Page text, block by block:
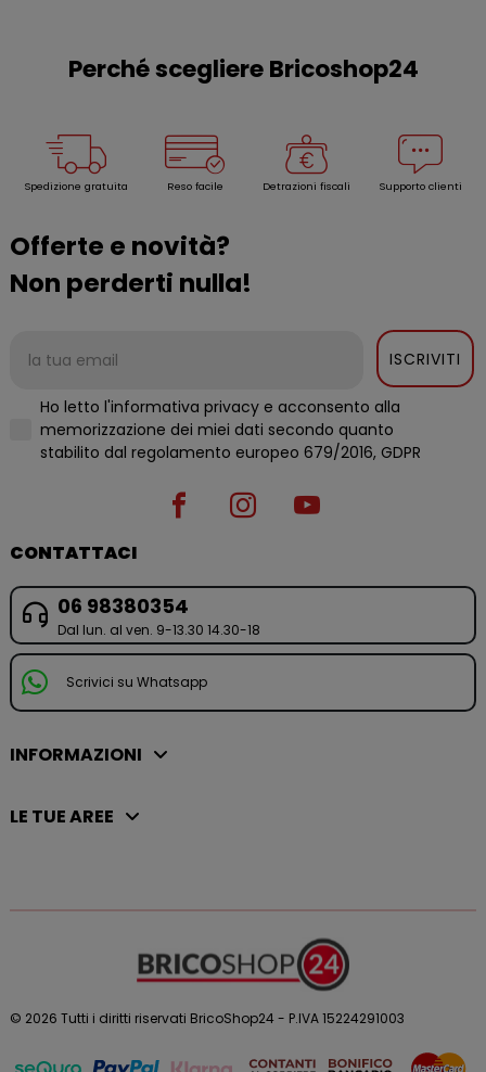
Perché scegliere Bricoshop24
Spedizione gratuita Reso facile Detrazioni fiscali Supporto clienti
Offerte e novità?
Non perderti nulla!
ISCRIVITI
Ho letto l'informativa privacy e acconsento alla
memorizzazione dei miei dati secondo quanto
stabilito dal regolamento europeo 679/2016, GDPR
CONTATTACI
06 98380354
Dal lun. al ven. 9-13.30 14.30-18
Scrivici su Whatsapp
INFORMAZIONI
LE TUE AREE
© 2026 Tutti i diritti riservati BricoShop24 - P.IVA 15224291003